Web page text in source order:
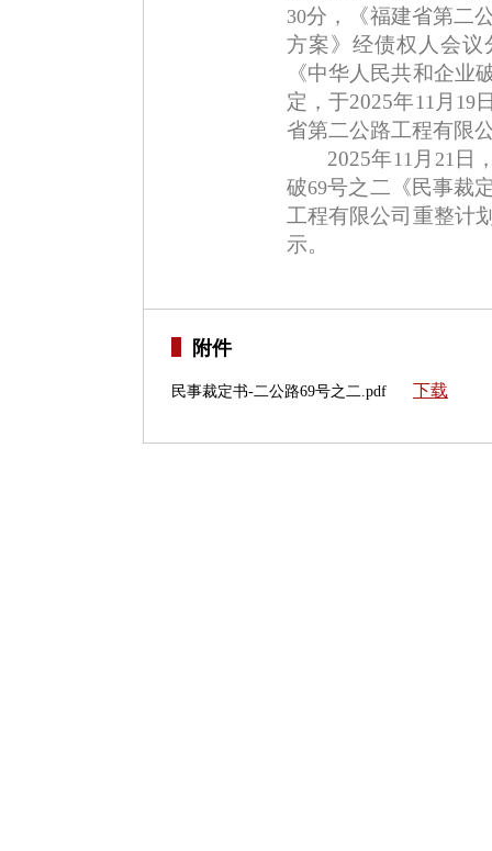
30分，
《福建省第二
方案》经债权人会
《中华人民共和企业
定，于2025年11 月 19
省第二公路工程有限
2025年11 月 21 日
破69号之二《民事裁
工程有限公司重整计
示。
附件
民事裁定书-二公路69号之二.pdf 下载